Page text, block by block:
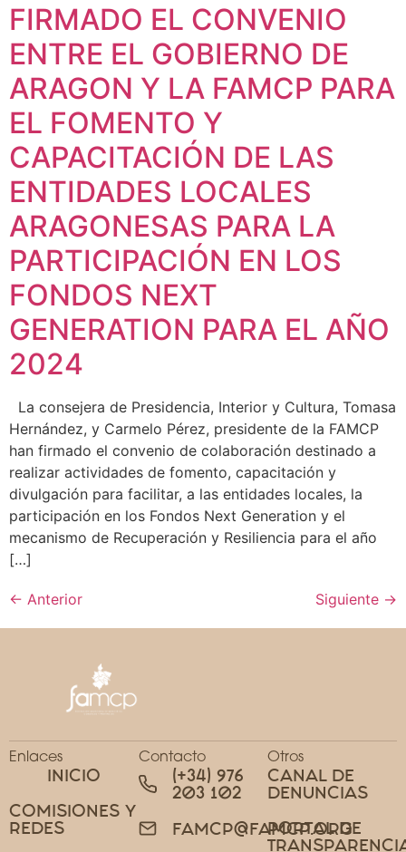
FIRMADO EL CONVENIO
ENTRE EL GOBIERNO DE
ARAGON Y LA FAMCP PARA
EL FOMENTO Y
CAPACITACIÓN DE LAS
ENTIDADES LOCALES
ARAGONESAS PARA LA
PARTICIPACIÓN EN LOS
FONDOS NEXT
GENERATION PARA EL AÑO
2024
La consejera de Presidencia, Interior y Cultura, Tomasa
Hernández, y Carmelo Pérez, presidente de la FAMCP
han firmado el convenio de colaboración destinado a
realizar actividades de fomento, capacitación y
divulgación para facilitar, a las entidades locales, la
participación en los Fondos Next Generation y el
mecanismo de Recuperación y Resiliencia para el año
[…]
← Anterior Siguiente →
Enlaces
INICIO
COMISIONES Y
REDES
Contacto
(+34) 976
203 102
FAMCP@FAMCP.ORG
Otros
CANAL DE
DENUNCIAS
PORTAL DE